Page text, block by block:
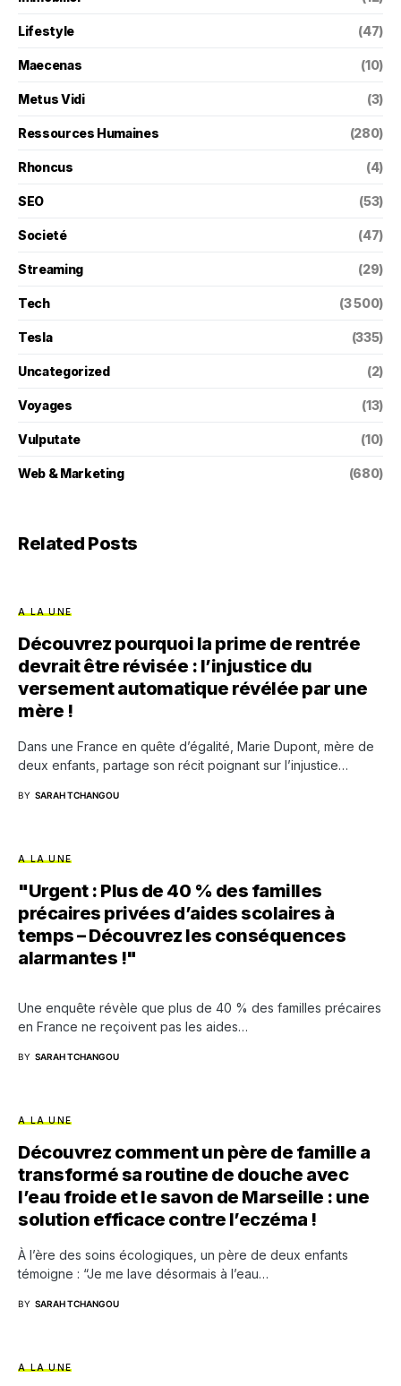
Lifestyle (47)
Maecenas (10)
Metus Vidi (3)
Ressources Humaines (280)
Rhoncus (4)
SEO (53)
Societé (47)
Streaming (29)
Tech (3 500)
Tesla (335)
Uncategorized (2)
Voyages (13)
Vulputate (10)
Web & Marketing (680)
Related Posts
A LA UNE
Découvrez pourquoi la prime de rentrée
devrait être révisée : l’injustice du
versement automatique révélée par une
mère !
Dans une France en quête d’égalité, Marie Dupont, mère de
deux enfants, partage son récit poignant sur l’injustice…
BY SARAH TCHANGOU
A LA UNE
"Urgent : Plus de 40 % des familles
précaires privées d’aides scolaires à
temps – Découvrez les conséquences
alarmantes !"
Une enquête révèle que plus de 40 % des familles précaires
en France ne reçoivent pas les aides…
BY SARAH TCHANGOU
A LA UNE
Découvrez comment un père de famille a
transformé sa routine de douche avec
l’eau froide et le savon de Marseille : une
solution efficace contre l’eczéma !
À l’ère des soins écologiques, un père de deux enfants
témoigne : “Je me lave désormais à l’eau…
BY SARAH TCHANGOU
A LA UNE